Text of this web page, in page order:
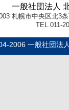
一般社団法人
札幌市中央区北3
TEL.011-
2006 一般社団法